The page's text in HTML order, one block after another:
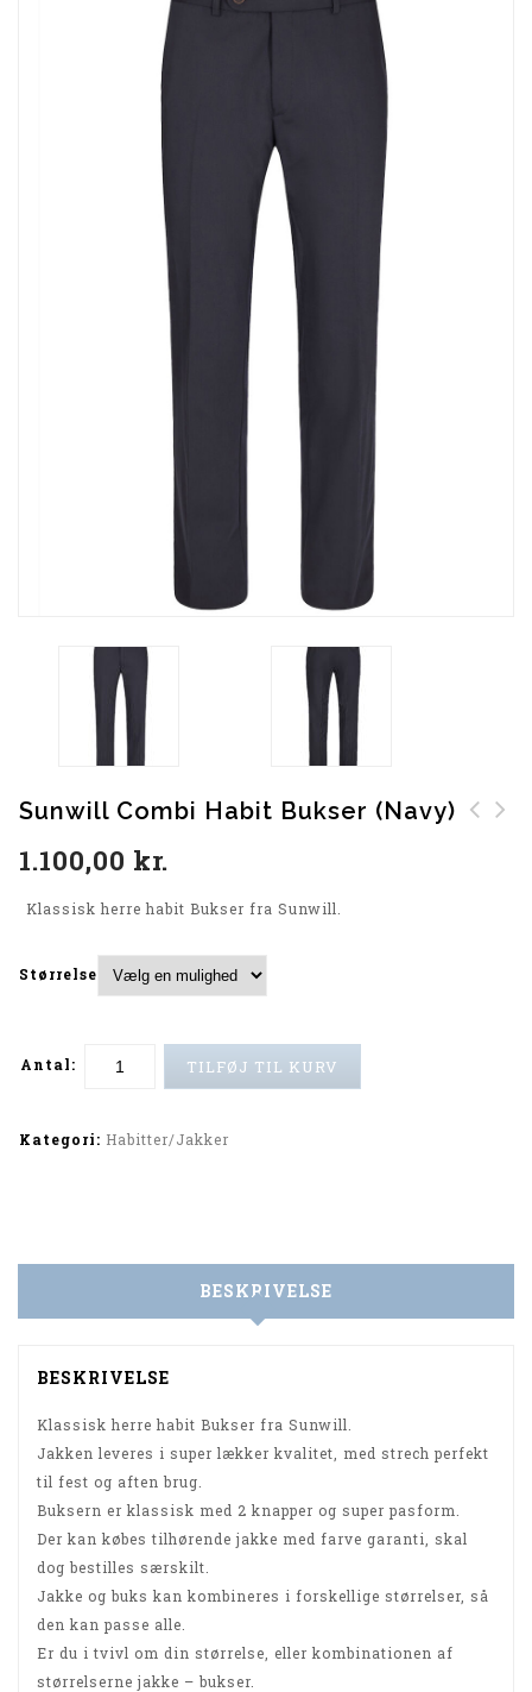
Sunwill Combi Habit Bukser (Navy)
1.100,00 kr.
Klassisk herre habit Bukser fra Sunwill.
Størrelse
Antal: TILFØJ TIL KURV
Kategori: Habitter/Jakker
BESKRIVELSE
BESKRIVELSE
Klassisk herre habit Bukser fra Sunwill.
Jakken leveres i super lækker kvalitet, med strech perfekt
til fest og aften brug.
Buksern er klassisk med 2 knapper og super pasform.
Der kan købes tilhørende jakke med farve garanti, skal
dog bestilles særskilt.
Jakke og buks kan kombineres i forskellige størrelser, så
den kan passe alle.
Er du i tvivl om din størrelse, eller kombinationen af
størrelserne jakke – bukser.